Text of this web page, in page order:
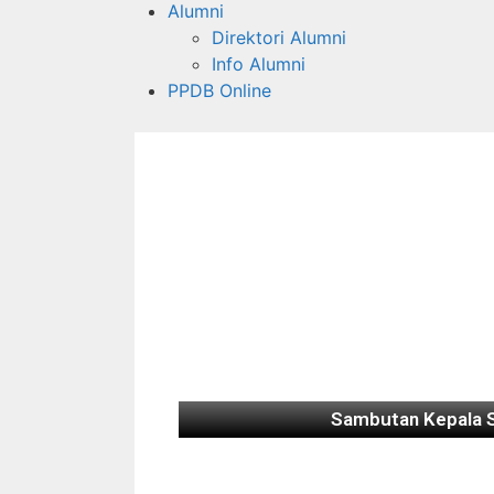
Alumni
Direktori Alumni
Info Alumni
PPDB Online
Sambutan Kepala